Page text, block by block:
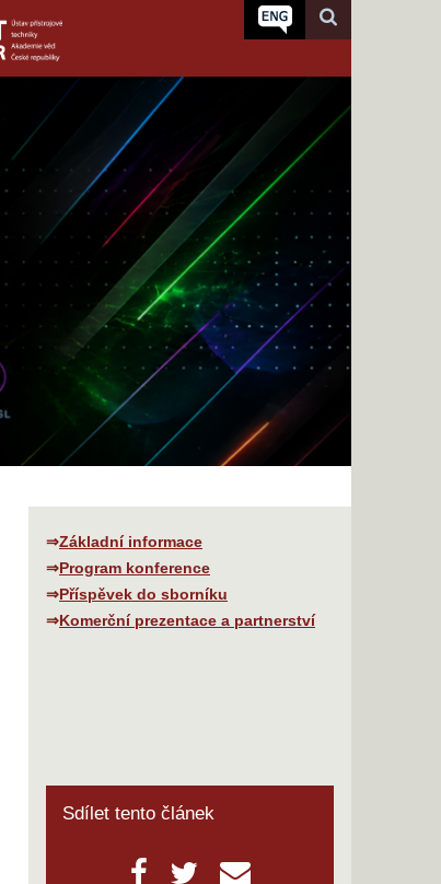
⇒Základní informace
⇒Program konference
⇒Příspěvek do sborníku
⇒Komerční prezentace a partnerství
Sdílet tento článek